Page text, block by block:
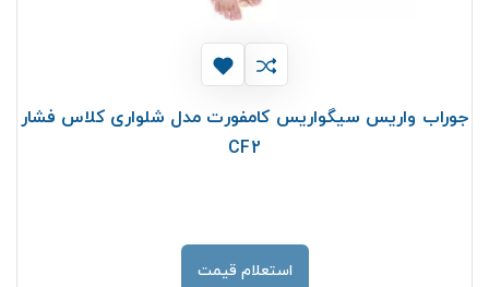
جوراب واریس سیگواریس کامفورت مدل شلواری کلاس فشار
CF2
استعلام قیمت